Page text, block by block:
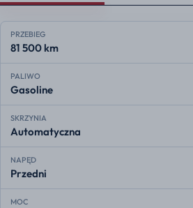
PRZEBIEG
81 500 km
PALIWO
Gasoline
SKRZYNIA
Automatyczna
NAPĘD
Przedni
MOC